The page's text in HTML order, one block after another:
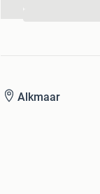
Alkmaar